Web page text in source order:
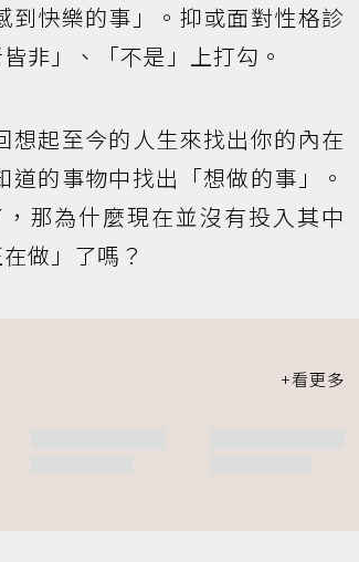
快樂的事」。抑或面對性格診
非」、「不是」上打勾。
起至今的人生來找出你的內在
的事物中找出「想做的事」。
那為什麼現在並沒有投入其中
做」了嗎？